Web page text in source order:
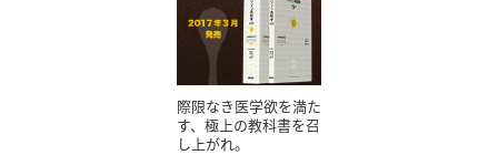
際限なき医学欲を満た
す、極上の教科書を召
し上がれ。